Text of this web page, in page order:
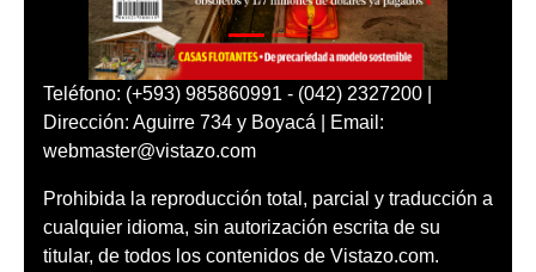
Teléfono: (+593) 985860991 - (042) 2327200 |
Dirección: Aguirre 734 y Boyacá | Email:
webmaster@vistazo.com
Prohibida la reproducción total, parcial y traducción a
cualquier idioma, sin autorización escrita de su
titular, de todos los contenidos de Vistazo.com.